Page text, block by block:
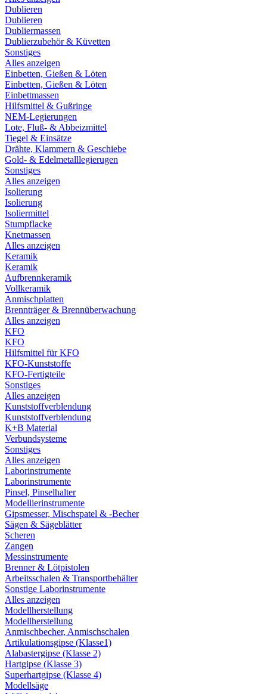
Dublieren
Dublieren
Dubliermassen
Dublierzubehör & Küvetten
Sonstiges
Alles anzeigen
Einbetten, Gießen & Löten
Einbetten, Gießen & Löten
Einbettmassen
Hilfsmittel & Gußringe
NEM-Legierungen
Lote, Fluß- & Abbeizmittel
Tiegel & Einsätze
Drähte, Klammern & Geschiebe
Gold- & Edelmetalllegierugen
Sonstiges
Alles anzeigen
Isolierung
Isolierung
Isoliermittel
Stumpflacke
Knetmassen
Alles anzeigen
Keramik
Keramik
Aufbrennkeramik
Vollkeramik
Anmischplatten
Brennträger & Brennüberwachung
Alles anzeigen
KFO
KFO
Hilfsmittel für KFO
KFO-Kunststoffe
KFO-Fertigteile
Sonstiges
Alles anzeigen
Kunststoffverblendung
Kunststoffverblendung
K+B Material
Verbundsysteme
Sonstiges
Alles anzeigen
Laborinstrumente
Laborinstrumente
Pinsel, Pinselhalter
Modellierinstrumente
Gipsmesser, Mischspatel & -Becher
Sägen & Sägeblätter
Scheren
Zangen
Messinstrumente
Brenner & Lötpistolen
Arbeitsschalen & Transportbehälter
Sonstige Laborinstrumente
Alles anzeigen
Modellherstellung
Modellherstellung
Anmischbecher, Anmischschalen
Artikulationsgipse (Klasse1)
Alabastergipse (Klasse 2)
Hartgipse (Klasse 3)
Superhartgipse (Klasse 4)
Modellsäge